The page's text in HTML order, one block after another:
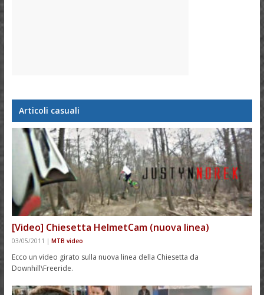
Articoli casuali
[Video] Chiesetta HelmetCam (nuova linea)
03/05/2011 | MTB video
Ecco un video girato sulla nuova linea della Chiesetta da
Downhill\Freeride.